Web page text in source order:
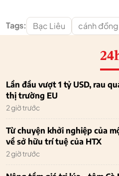
Tags: Bạc Liêu cánh
Lần đầu vượt 1 tỷ USD, rau
thị trường EU
2 giờ trước
Từ chuyện khởi nghiệp của
về sở hữu trí tuệ của HTX
2 giờ trước